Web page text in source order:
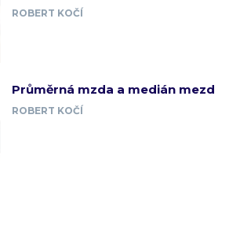
ROBERT KOČÍ
Průměrná mzda a medián mezd
ROBERT KOČÍ